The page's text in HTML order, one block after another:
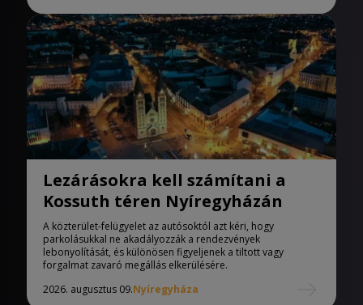
Lezárásokra kell számítani a
Kossuth téren Nyíregyházán
A közterület-felügyelet az autósoktól azt kéri, hogy
parkolásukkal ne akadályozzák a rendezvények
lebonyolítását, és különösen figyeljenek a tiltott vagy
forgalmat zavaró megállás elkerülésére.
2026. augusztus 09.Nyíregyháza